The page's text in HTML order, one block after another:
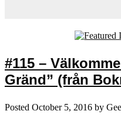
#115 –
Gränd” (från
Posted October 5, 2016 by